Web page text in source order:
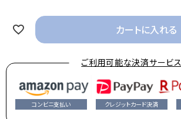
カートに入れる
ご利用可能な決済サービス
コンビニ支払い クレジットカード決済